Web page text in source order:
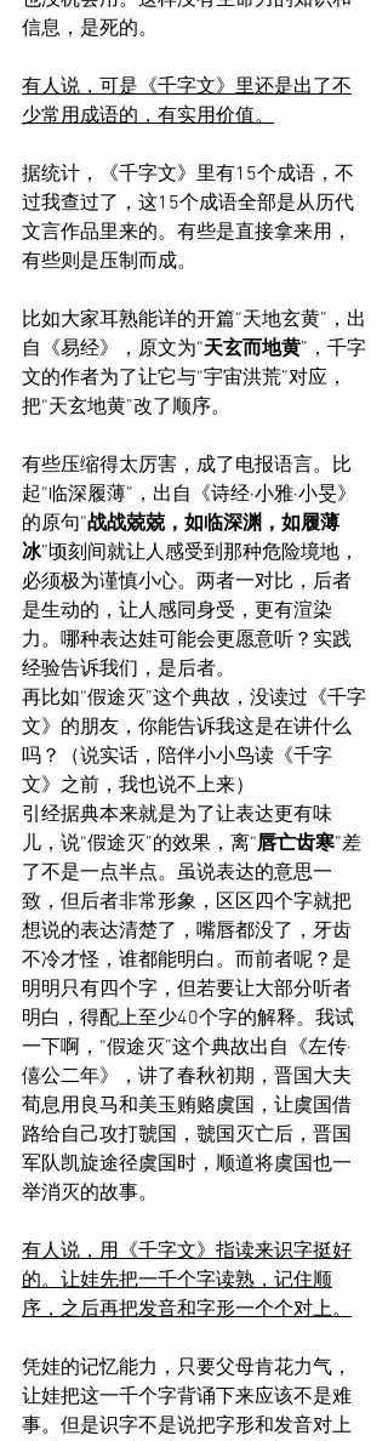
信息，是死的。
有人说，可是《千字文》里还是出了不
少常用成语的，有实用价值。
据统计，《千字文》里有15个成语，不
过我查过了，这15个成语全部是从历代
文言作品里来的。有些是直接拿来用，
有些则是压制而成。
比如大家耳熟能详的开篇“天地玄黄”，出
自《易经》，原文为“天玄而地黄”，千字
文的作者为了让它与“宇宙洪荒”对应，
把“天玄地黄”改了顺序。
有些压缩得太厉害，成了电报语言。比
起“临深履薄”，出自《诗经·小雅·小旻》
的原句“战战兢兢，如临深渊，如履薄
冰”顷刻间就让人感受到那种危险境地，
必须极为谨慎小心。两者一对比，后者
是生动的，让人感同身受，更有渲染
力。哪种表达娃可能会更愿意听？实践
经验告诉我们，是后者。
再比如“假途灭”这个典故，没读过《千字
文》的朋友，你能告诉我这是在讲什么
吗？（说实话，陪伴小小鸟读《千字
文》之前，我也说不上来）
引经据典本来就是为了让表达更有味
儿，说“假途灭”的效果，离“唇亡齿寒”差
了不是一点半点。虽说表达的意思一
致，但后者非常形象，区区四个字就把
想说的表达清楚了，嘴唇都没了，牙齿
不冷才怪，谁都能明白。而前者呢？是
明明只有四个字，但若要让大部分听者
明白，得配上至少40个字的解释。我试
一下啊，“假途灭”这个典故出自《左传·
僖公二年》，讲了春秋初期，晋国大夫
荀息用良马和美玉贿赂虞国，让虞国借
路给自己攻打虢国，虢国灭亡后，晋国
军队凯旋途径虞国时，顺道将虞国也一
举消灭的故事。
有人说，用《千字文》指读来识字挺好
的。让娃先把一千个字读熟，记住顺
序，之后再把发音和字形一个个对上。
凭娃的记忆能力，只要父母肯花力气，
让娃把这一千个字背诵下来应该不是难
事。但是识字不是说把字形和发音对上